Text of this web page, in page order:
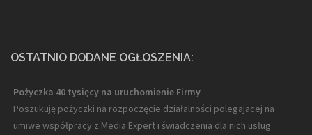
OSTATNIO DODANE OGŁOSZENIA:
Pożyczka 40 tysięcy na uruchomienie Firmy
Poszukuję pożyczki na rozpoczęcie działalności polegajacej na
umiwe współpracy z Media Expert i świadczenia dla nich usług